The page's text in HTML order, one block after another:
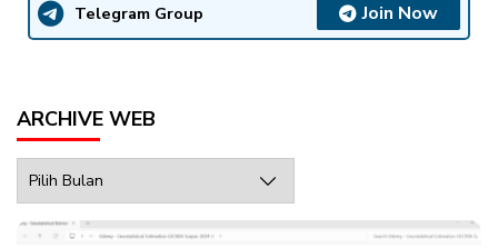
Telegram Group Join Now
ARCHIVE WEB
Web